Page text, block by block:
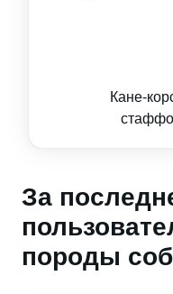
Кане-
За
породы